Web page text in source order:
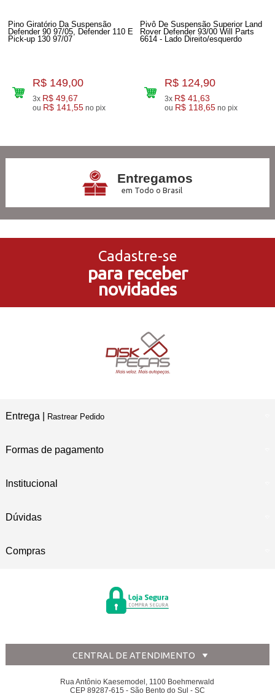
Pino Giratório Da Suspensão
Defender 90 97/05, Defender 110 E
Pick-up 130 97/07
R$ 149,00
3x R$ 49,67
ou R$ 141,55 no pix
Pivô De Suspensão Superior Land
Rover Defender 93/00 Will Parts
6614 - Lado Direito/esquerdo
R$ 124,90
3x R$ 41,63
ou R$ 118,65 no pix
Entregamos
em Todo o Brasil
no Cartão de Crédito
5% de Desconto
no Pagamento PIX
Em Nossas Lojas Físicas
Cadastre-se
para receber
novidades
Entrega | Rastrear Pedido
Formas de pagamento
Institucional
Dúvidas
Compras
CENTRAL DE ATENDIMENTO
Rua Antônio Kaesemodel, 1100 Boehmerwald
CEP 89287-615 - São Bento do Sul - SC